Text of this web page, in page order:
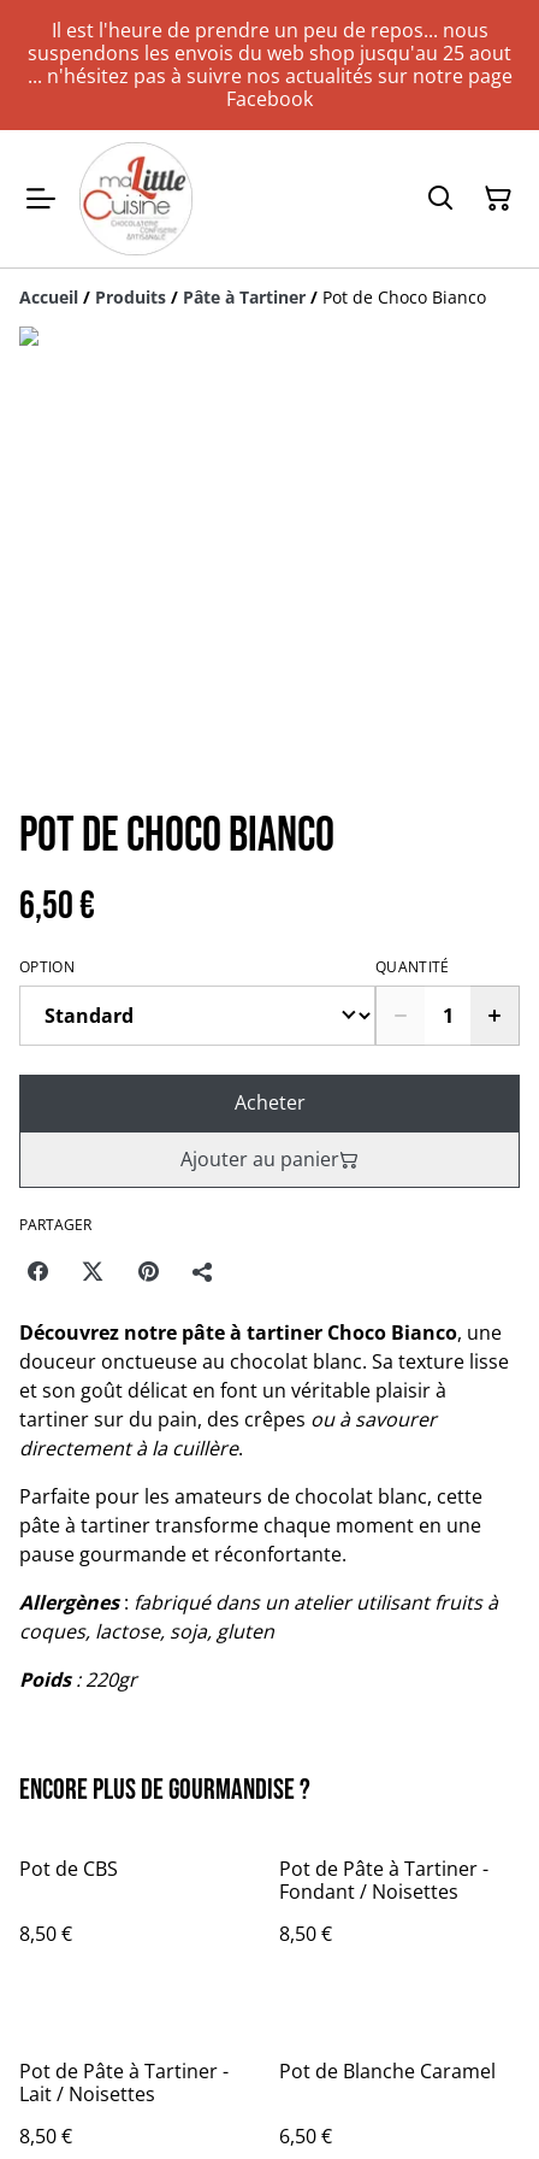
Il est l'heure de prendre un peu de repos... nous
suspendons les envois du web shop jusqu'au 25 aout
... n'hésitez pas à suivre nos actualités sur notre page
Facebook
Accueil / Produits / Pâte à Tartiner / Pot de Choco Bianco
Pot de Choco Bianco
6,50 €
OPTION QUANTITÉ
Acheter
Ajouter au panier
PARTAGER
Découvrez notre pâte à tartiner Choco Bianco, une
douceur onctueuse au chocolat blanc. Sa texture lisse
et son goût délicat en font un véritable plaisir à
tartiner sur du pain, des crêpes ou à savourer
directement à la cuillère.
Parfaite pour les amateurs de chocolat blanc, cette
pâte à tartiner transforme chaque moment en une
pause gourmande et réconfortante.
Allergènes: fabriqué dans un atelier utilisant fruits à
coques, lactose, soja, gluten
Poids: 220gr
Encore plus de Gourmandise ?
Pot de CBS
8,50 €
Pot de Pâte à Tartiner -
Fondant / Noisettes
8,50 €
Pot de Pâte à Tartiner -
Lait / Noisettes
8,50 €
Pot de Blanche Caramel
6,50 €